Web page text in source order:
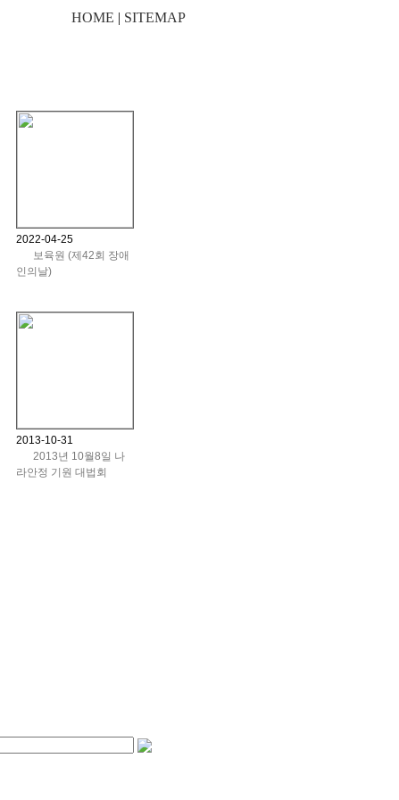
HOME | SITEMAP
2022-04-25
보육원 (제42회 장애
인의날)
2013-10-31
2013년 10월8일 나
라안정 기원 대법회